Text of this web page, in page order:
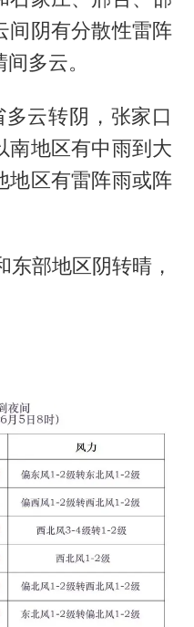
间阴有分散性雷阵
多云。
云转阴，张家口
南地区有中雨到大
地区有雷阵雨或阵
部地区阴转晴，